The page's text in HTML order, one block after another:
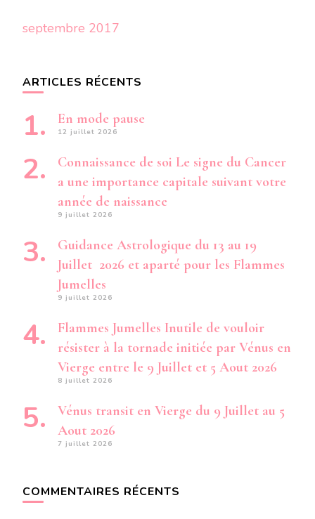
septembre 2017
ARTICLES RÉCENTS
En mode pause
12 juillet 2026
Connaissance de soi Le signe du Cancer
a une importance capitale suivant votre
année de naissance
9 juillet 2026
Guidance Astrologique du 13 au 19
Juillet 2026 et aparté pour les Flammes
Jumelles
9 juillet 2026
Flammes Jumelles Inutile de vouloir
résister à la tornade initiée par Vénus en
Vierge entre le 9 Juillet et 5 Aout 2026
8 juillet 2026
Vénus transit en Vierge du 9 Juillet au 5
Aout 2026
7 juillet 2026
COMMENTAIRES RÉCENTS